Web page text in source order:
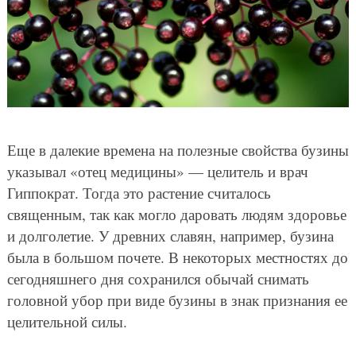
Еще в далекие времена на полезные свойства бузины
указывал «отец медицины» — целитель и врач
Гиппократ. Тогда это растение считалось
священным, так как могло даровать людям здоровье
и долголетие. У древних славян, например, бузина
была в большом почете. В некоторых местностях до
сегодняшнего дня сохранился обычай снимать
головной убор при виде бузины в знак признания ее
целительной силы.